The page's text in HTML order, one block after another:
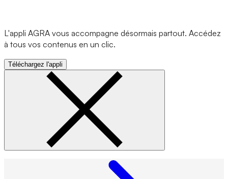
L'appli AGRA vous accompagne désormais partout. Accédez
à tous vos contenus en un clic.
Téléchargez l'appli